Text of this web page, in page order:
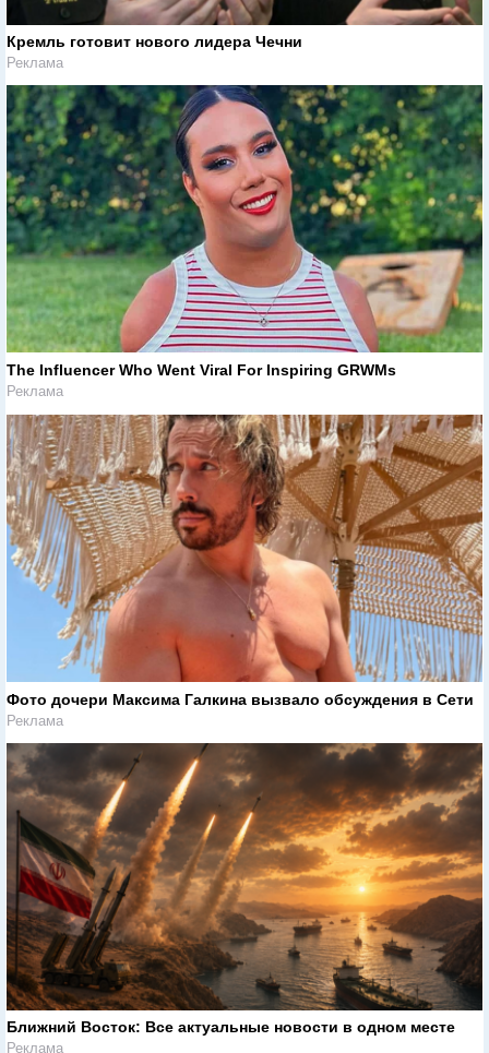
Кремль готовит нового лидера Чечни
Реклама
The Influencer Who Went Viral For Inspiring GRWMs
Реклама
Фото дочери Максима Галкина вызвало обсуждения в Сети
Реклама
Ближний Восток: Все актуальные новости в одном месте
Реклама